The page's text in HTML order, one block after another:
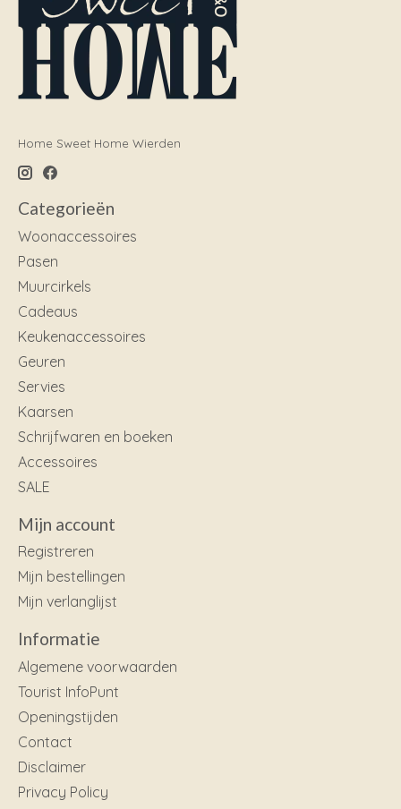
Home Sweet Home Wierden
Categorieën
Woonaccessoires
Pasen
Muurcirkels
Cadeaus
Keukenaccessoires
Geuren
Servies
Kaarsen
Schrijfwaren en boeken
Accessoires
SALE
Mijn account
Registreren
Mijn bestellingen
Mijn verlanglijst
Informatie
Algemene voorwaarden
Tourist InfoPunt
Openingstijden
Contact
Disclaimer
Privacy Policy